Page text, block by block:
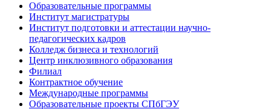
Образовательные программы
Институт магистратуры
Институт подготовки и аттестации научно-
педагогических кадров
Колледж бизнеса и технологий
Центр инклюзивного образования
Филиал
Контрактное обучение
Международные программы
Образовательные проекты СПбГЭУ